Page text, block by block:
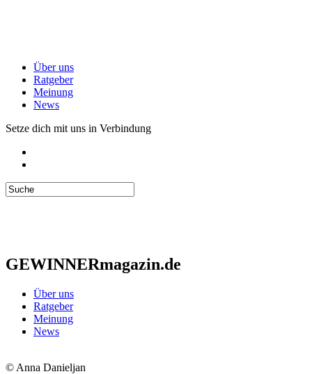
Über uns
Ratgeber
Meinung
News
Setze dich mit uns in Verbindung
GEWINNERmagazin.de
Über uns
Ratgeber
Meinung
News
© Anna Danieljan